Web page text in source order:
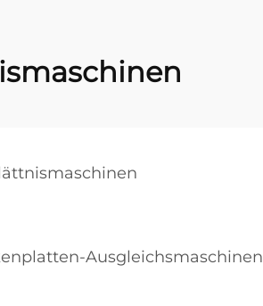
Ausgleichsmaschinen